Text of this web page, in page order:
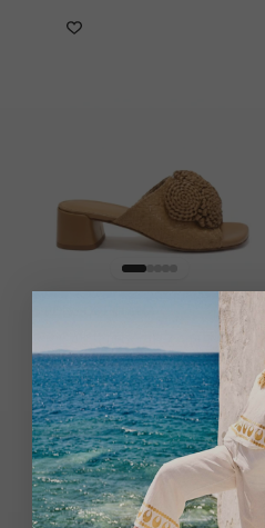
INGRIT BEŻOWE
1299.00zł